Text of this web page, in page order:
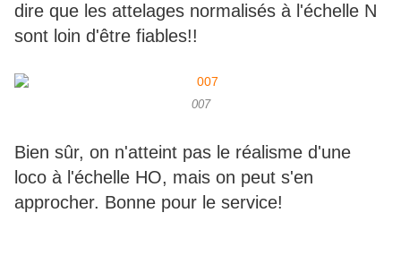
dire que les attelages normalisés à l'échelle N
sont loin d'être fiables!!
007
Bien sûr, on n'atteint pas le réalisme d'une
loco à l'échelle HO, mais on peut s'en
approcher. Bonne pour le service!